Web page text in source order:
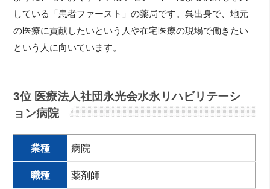
している「患者ファースト」の薬局です。呉出身で、地元
の医療に貢献したいという人や在宅医療の現場で働きたい
という人に向いています。
3位 医療法人社団永光会水永リハビリテーシ
ョン病院
業種 病院
職種 薬剤師